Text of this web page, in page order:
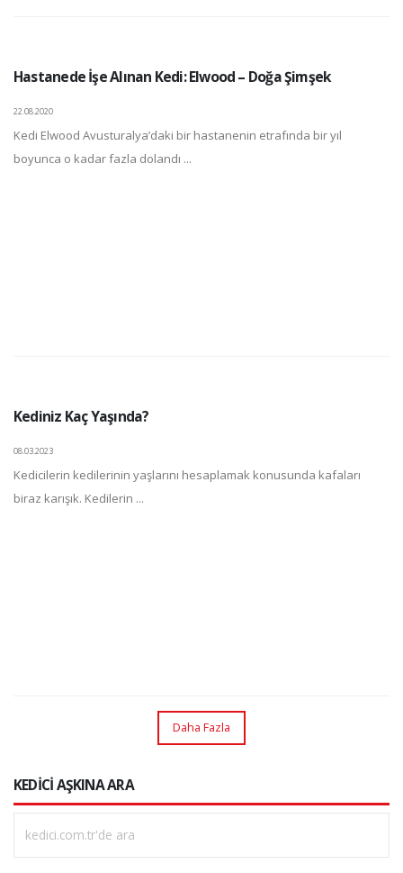
Hastanede İşe Alınan Kedi: Elwood – Doğa Şimşek
22.08.2020
Kedi Elwood Avusturalya’daki bir hastanenin etrafında bir yıl
boyunca o kadar fazla dolandı ...
Kediniz Kaç Yaşında?
08.03.2023
Kedicilerin kedilerinin yaşlarını hesaplamak konusunda kafaları
biraz karışık. Kedilerin ...
Daha Fazla
KEDİCİ AŞKINA ARA